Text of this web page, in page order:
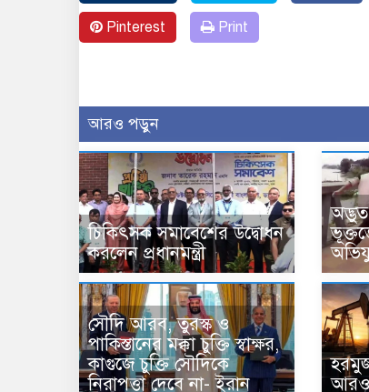
Pinterest Print
আরও পড়ুন
চিকিৎসক সমাবেশের উদ্বোধন
করলেন প্রধানমন্ত্রী
সৌদি আরব, তুরস্ক ও
পাকিস্তানের মক্কা চুক্তি স্বাক্ষর,
কাগুজে চুক্তি সৌদিকে
নিরাপত্তা দেবে না- ইরান
আরও